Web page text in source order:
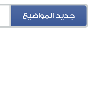
جديد المواضيع